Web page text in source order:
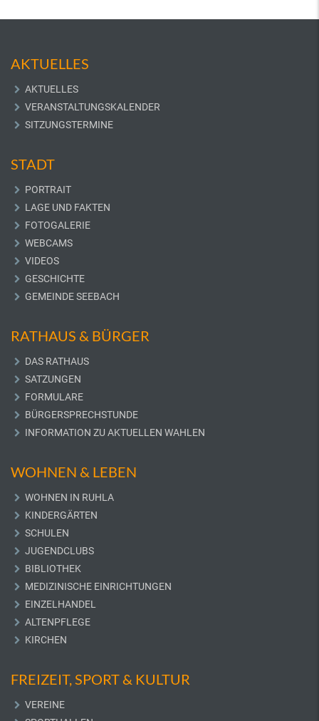
AKTUELLES
AKTUELLES
VERANSTALTUNGSKALENDER
SITZUNGSTERMINE
STADT
PORTRAIT
LAGE UND FAKTEN
FOTOGALERIE
WEBCAMS
VIDEOS
GESCHICHTE
GEMEINDE SEEBACH
RATHAUS & BÜRGER
DAS RATHAUS
SATZUNGEN
FORMULARE
BÜRGERSPRECHSTUNDE
INFORMATION ZU AKTUELLEN WAHLEN
WOHNEN & LEBEN
WOHNEN IN RUHLA
KINDERGÄRTEN
SCHULEN
JUGENDCLUBS
BIBLIOTHEK
MEDIZINISCHE EINRICHTUNGEN
EINZELHANDEL
ALTENPFLEGE
KIRCHEN
FREIZEIT, SPORT & KULTUR
VEREINE